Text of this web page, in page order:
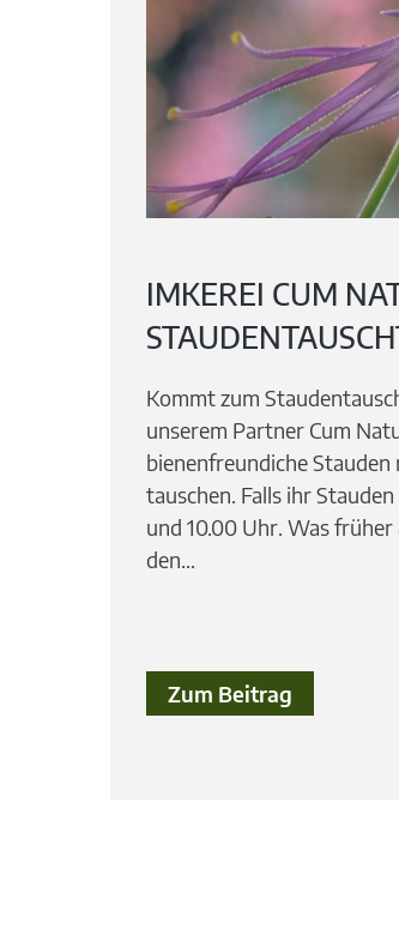
IMKEREI CUM
Kommt zum
unserem Partner Cum
bienenfreundiche
tauschen. Falls ihr
und 10.00 Uhr. Was
den...
Zum Beitrag